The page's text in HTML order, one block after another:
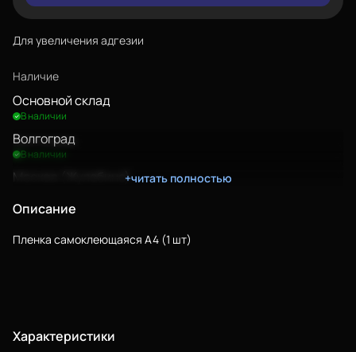
Для увеличения адгезии
Наличие
Основной склад
В наличии
Волгоград
В наличии
Москва (Жулебино)+читать полностью
Описание
Пленка самоклеющаяся A4 (1 шт)
Характеристики